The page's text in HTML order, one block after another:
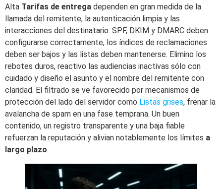
Alta Tarifas de entrega dependen en gran medida de la
llamada del remitente, la autenticación limpia y las
interacciones del destinatario. SPF, DKIM y DMARC deben
configurarse correctamente, los índices de reclamaciones
deben ser bajos y las listas deben mantenerse. Elimino los
rebotes duros, reactivo las audiencias inactivas sólo con
cuidado y diseño el asunto y el nombre del remitente con
claridad. El filtrado se ve favorecido por mecanismos de
protección del lado del servidor como Listas grises, frenar la
avalancha de spam en una fase temprana. Un buen
contenido, un registro transparente y una baja fiable
refuerzan la reputación y alivian notablemente los límites a
largo plazo.